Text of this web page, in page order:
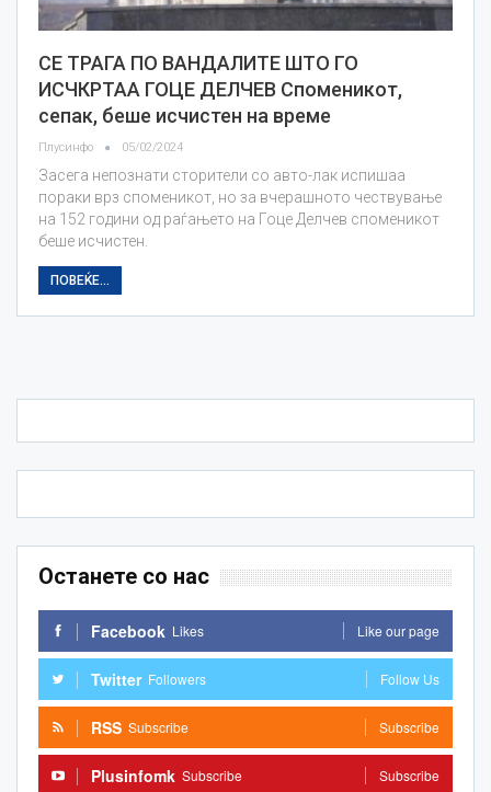
СЕ ТРАГА ПО ВАНДАЛИТЕ ШТО ГО
ИСЧКРТАА ГОЦЕ ДЕЛЧЕВ Споменикот,
сепак, беше исчистен на време
Плусинфо 05/02/2024
Засега непознати сторители со авто-лак испишаа
пораки врз споменикот, но за вчерашното чествување
на 152 години од раѓањето на Гоце Делчев споменикот
беше исчистен.
ПОВЕЌЕ...
Останете со нас
Facebook Likes Like our page
Twitter Followers Follow Us
RSS Subscribe Subscribe
Plusinfomk Subscribe Subscribe